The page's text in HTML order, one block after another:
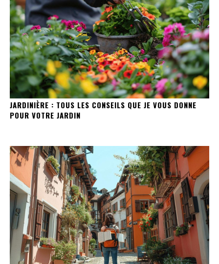
JARDINIÈRE : TOUS LES CONSEILS QUE JE VOUS DONNE
POUR VOTRE JARDIN